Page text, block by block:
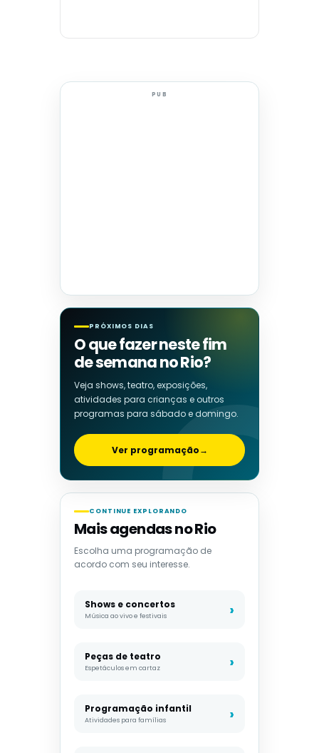
PUB
PRÓXIMOS DIAS
O que fazer neste fim
de semana no Rio?
Veja shows, teatro, exposições,
atividades para crianças e outros
programas para sábado e domingo.
Ver programação→
CONTINUE EXPLORANDO
Mais agendas no Rio
Escolha uma programação de
acordo com seu interesse.
Shows e concertos
Música ao vivo e festivais
Peças de teatro
Espetáculos em cartaz
Programação infantil
Atividades para famílias